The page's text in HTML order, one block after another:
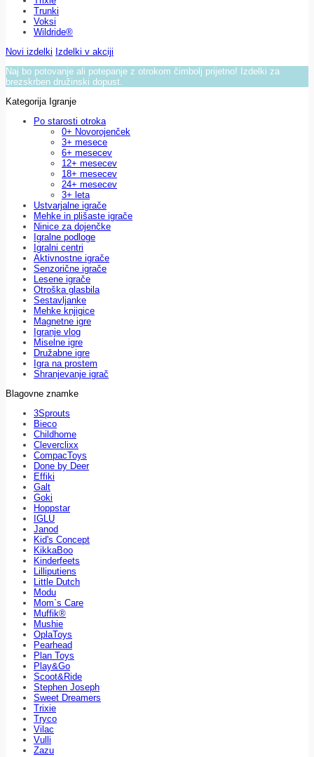
Trunki
Voksi
Wildride®
Novi izdelki Izdelki v akciji
Naj bo potovanje ali potepanje z otrokom čimbolj prijetno! Izdelki za
brezskrben družinski dopust.
Kategorija Igranje
Po starosti otroka
0+ Novorojenček
3+ mesece
6+ mesecev
12+ mesecev
18+ mesecev
24+ mesecev
3+ leta
Ustvarjalne igrače
Mehke in plišaste igrače
Ninice za dojenčke
Igralne podloge
Igralni centri
Aktivnostne igrače
Senzorične igrače
Lesene igrače
Otroška glasbila
Sestavljanke
Mehke knjigice
Magnetne igre
Igranje vlog
Miselne igre
Družabne igre
Igra na prostem
Shranjevanje igrač
Blagovne znamke
3Sprouts
Bieco
Childhome
Cleverclixx
CompacToys
Done by Deer
Effiki
Galt
Goki
Hoppstar
IGLU
Janod
Kid's Concept
KikkaBoo
Kinderfeets
Lilliputiens
Little Dutch
Modu
Mom`s Care
Muffik®
Mushie
OplaToys
Pearhead
Plan Toys
Play&Go
Scoot&Ride
Stephen Joseph
Sweet Dreamers
Trixie
Tryco
Vilac
Vulli
Zazu